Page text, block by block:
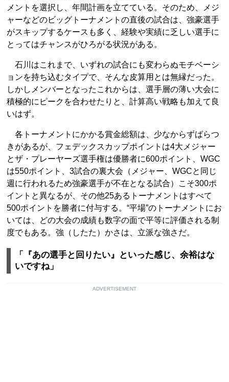
メントを選択し、年間計画を立てている。そのため、メジ
ャーなどのビッグトーナメントの直後の試合は、強豪選手
がスキップするケースも多く、経験や実績に乏しい選手に
とってはチャンスがひろがる状況がある。
石川はこれまで、いずれの試合にも変わらぬモチベーシ
ョンを持ち込むタイプで、そんな皮算用とは無縁だった。
しかしメンバーとなったこれからは、選手層の薄い大会に
積極的にピークを合わせたりと、計算高い戦略も加えて良
いはず。
各トーナメントにかかる賞金総額は、少なからずばらつ
きがあるが、フェデックスカップポイントは4大メジャー
とザ・プレーヤーズ選手権は優勝者に600ポイント、WGC
は550ポイント、3試合の裏大会（メジャー、WGCと同じ
週に行われるため強豪選手が不在となる試合）こそ300ポ
イントと異なるが、その他25あるトーナメントはすべて
500ポイントを勝者に付与する。“平場”のトーナメントにお
いては、どの大会の成績も数字の面で平等に評価される制
度でもある。強（したた）かさは、立派な強さだ。
「『あの選手と回りたい』といった感じ、余裕はな
いですね」
ADVERTISEMENT